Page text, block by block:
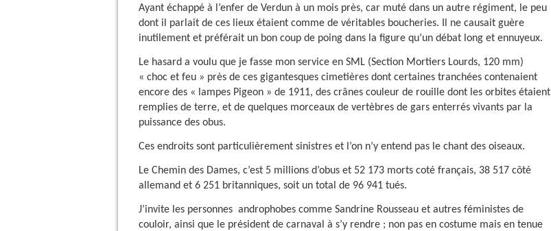
Ayant échappé à l’enfer de Verdun à un mois près, car muté dans un autre régiment, le peu
dont il parlait de ces lieux étaient comme de véritables boucheries. Il ne causait guère
inutilement et préférait un bon coup de poing dans la figure qu’un débat long et ennuyeux.
Le hasard a voulu que je fasse mon service en SML (Section Mortiers Lourds, 120 mm)
« choc et feu » près de ces gigantesques cimetières dont certaines tranchées contenaient
encore des « lampes Pigeon » de 1911, des crânes couleur de rouille dont les orbites étaient
remplies de terre, et de quelques morceaux de vertèbres de gars enterrés vivants par la
puissance des obus.
Ces endroits sont particulièrement sinistres et l’on n’y entend pas le chant des oiseaux.
Le Chemin des Dames, c’est 5 millions d’obus et 52 173 morts coté français, 38 517 côté
allemand et 6 251 britanniques, soit un total de 96 941 tués.
J’invite les personnes androphobes comme Sandrine Rousseau et autres féministes de
couloir, ainsi que le président de carnaval à s’y rendre ; non pas en costume mais en tenue